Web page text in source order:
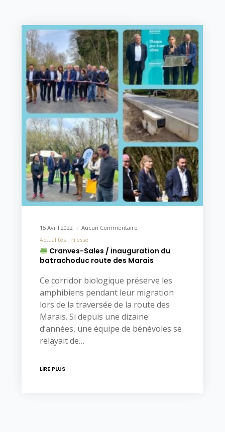
15 Avril 2022
Aucun Commentaire
Actualités
Presse
Cranves-Sales / inauguration du
batrachoduc route des Marais
Ce corridor biologique préserve les
amphibiens pendant leur migration
lors de la traversée de la route des
Marais. Si depuis une dizaine
d’années, une équipe de bénévoles se
relayait de…
LIRE PLUS